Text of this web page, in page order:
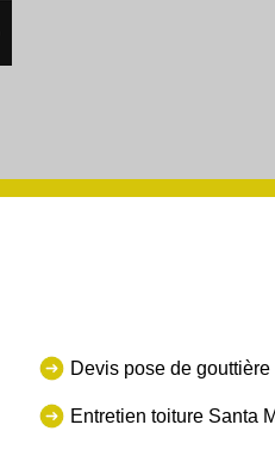
Devis pose de
Entretien toiture Santa